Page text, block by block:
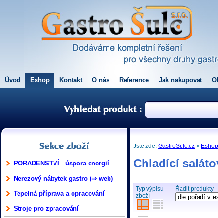
Úvod Eshop Kontakt O nás Reference Jak nakupovat
PORADENSTVÍ - úspora energií
Nerezový nábytek gastro (⇒ web)
Tepelná příprava a opracování
Stroje pro zpracování
Jste zde:GastroSulc.cz » Eshop
Chladící
Typ výpisu
zboží
Řadit produkty